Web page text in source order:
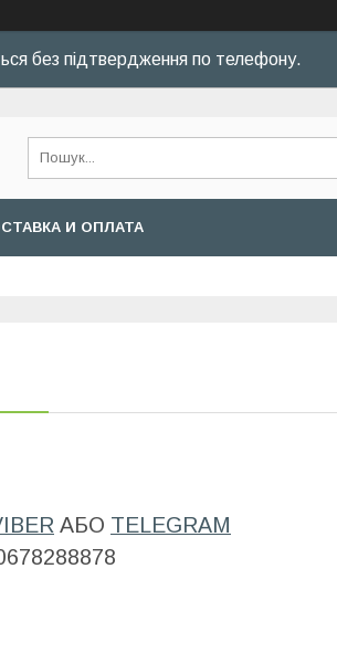
без підтвердження по телефону.
И ОПЛАТА
АБО TELEGRAM